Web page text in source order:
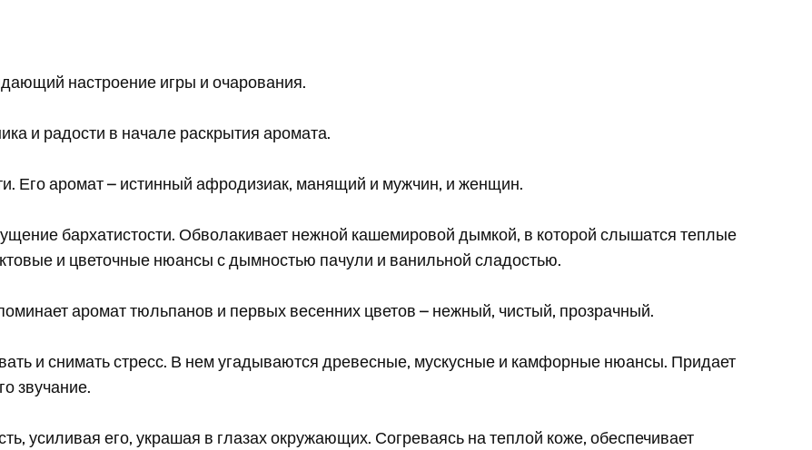
настроение игры и очарования.
и радости в начале раскрытия аромата.
Его аромат – истинный афродизиак, манящий и мужчин, и женщин.
бархатистости. Обволакивает нежной кашемировой дымкой, в которой слышатся теплые
и цветочные нюансы с дымностью пачули и ванильной сладостью.
аромат тюльпанов и первых весенних цветов – нежный, чистый, прозрачный.
и снимать стресс. В нем угадываются древесные, мускусные и камфорные нюансы. Придает
звучание.
усиливая его, украшая в глазах окружающих. Согреваясь на теплой коже, обеспечивает